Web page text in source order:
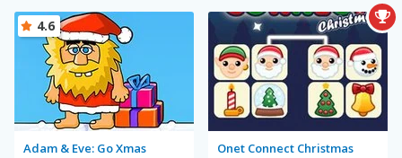
Adam & Eve: Go Xmas
4.6
Onet Connect Christmas